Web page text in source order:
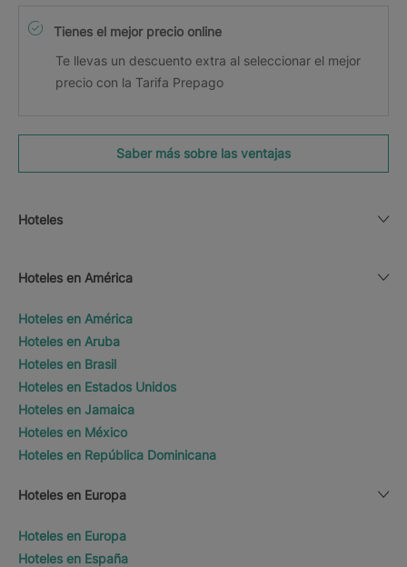
Tienes el mejor precio online
Te llevas un descuento extra al seleccionar el mejor
precio con la Tarifa Prepago
Saber más sobre las ventajas
Hoteles
Hoteles en América
Hoteles en América
Hoteles en Aruba
Hoteles en Brasil
Hoteles en Estados Unidos
Hoteles en Jamaica
Hoteles en México
Hoteles en República Dominicana
Hoteles en Europa
Hoteles en Europa
Hoteles en España